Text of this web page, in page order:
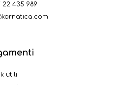
22 435 989
utili